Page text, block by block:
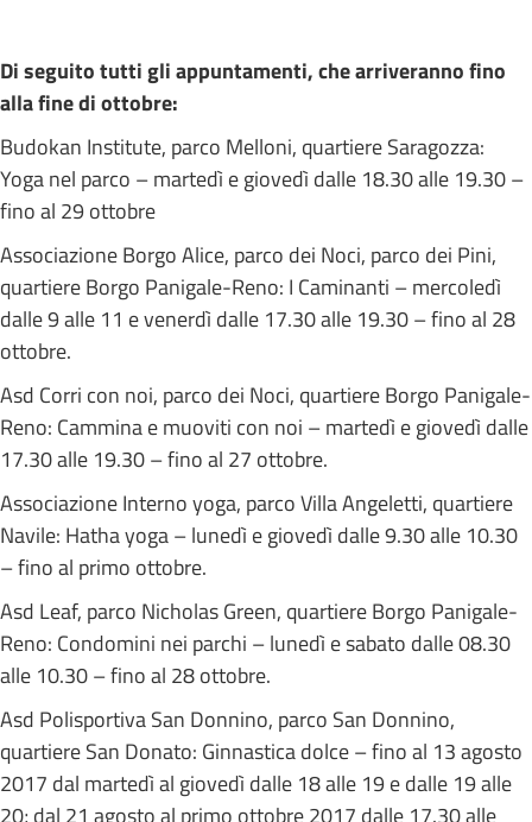
Di seguito tutti gli appuntamenti, che arriveranno fino
alla fine di ottobre:
Budokan Institute, parco Melloni, quartiere Saragozza:
Yoga nel parco – martedì e giovedì dalle 18.30 alle 19.30 –
fino al 29 ottobre
Associazione Borgo Alice, parco dei Noci, parco dei Pini,
quartiere Borgo Panigale-Reno: I Caminanti – mercoledì
dalle 9 alle 11 e venerdì dalle 17.30 alle 19.30 – fino al 28
ottobre.
Asd Corri con noi, parco dei Noci, quartiere Borgo Panigale-
Reno: Cammina e muoviti con noi – martedì e giovedì dalle
17.30 alle 19.30 – fino al 27 ottobre.
Associazione Interno yoga, parco Villa Angeletti, quartiere
Navile: Hatha yoga – lunedì e giovedì dalle 9.30 alle 10.30
– fino al primo ottobre.
Asd Leaf, parco Nicholas Green, quartiere Borgo Panigale-
Reno: Condomini nei parchi – lunedì e sabato dalle 08.30
alle 10.30 – fino al 28 ottobre.
Asd Polisportiva San Donnino, parco San Donnino,
quartiere San Donato: Ginnastica dolce – fino al 13 agosto
2017 dal martedì al giovedì dalle 18 alle 19 e dalle 19 alle
20; dal 21 agosto al primo ottobre 2017 dalle 17.30 alle